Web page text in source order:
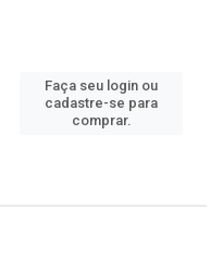
Faça seu login ou
cadastre-se para
comprar.